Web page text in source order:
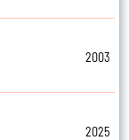
2003
2025